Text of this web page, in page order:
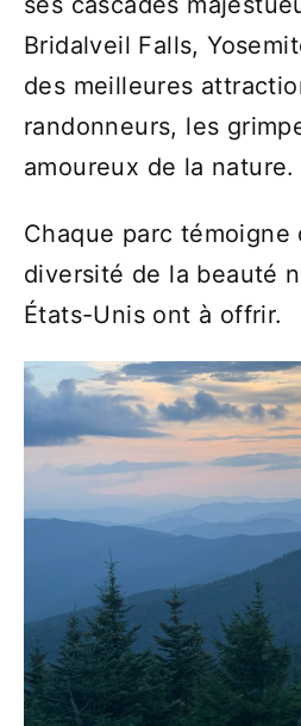
Bridalveil Falls,
des meilleures
randonneurs, les
amoureux de la nature.
Chaque parc témoigne
diversité de la beauté
États-Unis ont à offrir.